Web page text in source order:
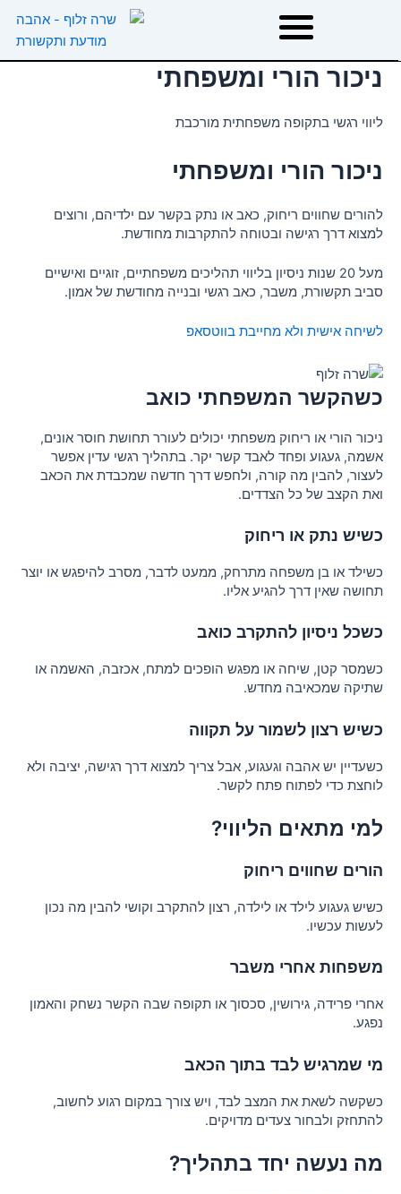
דף הבית
משפטי השראה
ניכור הורי ומשפחתי
ליווי רגשי בתקופה משפחתית מורכבת
ניכור הורי ומשפחתי
להורים שחווים ריחוק, כאב או נתק בקשר עם ילדיהם, ורוצים
למצוא דרך רגישה ובטוחה להתקרבות מחודשת.
מעל 20 שנות ניסיון בליווי תהליכים משפחתיים, זוגיים ואישיים
סביב תקשורת, משבר, כאב רגשי ובנייה מחודשת של אמון.
לשיחה אישית ולא מחייבת בווטסאפ
כשהקשר המשפחתי כואב
ניכור הורי או ריחוק משפחתי יכולים לעורר תחושת חוסר אונים,
אשמה, געגוע ופחד לאבד קשר יקר. בתהליך רגשי עדין אפשר
לעצור, להבין מה קורה, ולחפש דרך חדשה שמכבדת את הכאב
ואת הקצב של כל הצדדים.
כשיש נתק או ריחוק
כשילד או בן משפחה מתרחק, ממעט לדבר, מסרב להיפגש או יוצר
תחושה שאין דרך להגיע אליו.
כשכל ניסיון להתקרב כואב
כשמסר קטן, שיחה או מפגש הופכים למתח, אכזבה, האשמה או
שתיקה שמכאיבה מחדש.
כשיש רצון לשמור על תקווה
כשעדיין יש אהבה וגעגוע, אבל צריך למצוא דרך רגישה, יציבה ולא
לוחצת כדי לפתוח פתח לקשר.
למי מתאים הליווי?
הורים שחווים ריחוק
כשיש געגוע לילד או לילדה, רצון להתקרב וקושי להבין מה נכון
לעשות עכשיו.
משפחות אחרי משבר
אחרי פרידה, גירושין, סכסוך או תקופה שבה הקשר נשחק והאמון
נפגע.
מי שמרגיש לבד בתוך הכאב
כשקשה לשאת את המצב לבד, ויש צורך במקום רגוע לחשוב,
להתחזק ולבחור צעדים מדויקים.
מה נעשה יחד בתהליך?